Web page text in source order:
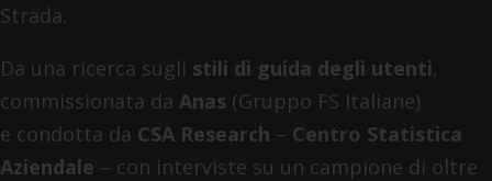
Strada.
Da una ricerca sugli stili di guida degli utenti,
commissionata da Anas (Gruppo FS Italiane)
e condotta da CSA Research – Centro Statistica
Aziendale – con interviste su un campione di oltre